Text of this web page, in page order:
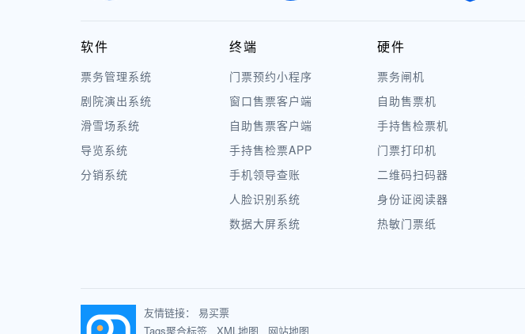
软件
票务管理系统
剧院演出系统
滑雪场系统
导览系统
分销系统
终端
门票预约小程序
窗口售票客户端
自助售票客户端
手持售检票APP
手机领导查账
人脸识别系统
数据大屏系统
硬件
票务闸机
自助售票机
手持售检票机
门票打印机
二维码扫码器
身份证阅读器
热敏门票纸
友情链接：
易买票
Tags聚合标签
XML地图 网站地图